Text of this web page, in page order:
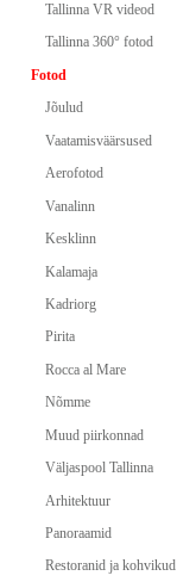
Tallinna VR videod
Tallinna 360° fotod
Fotod
Jõulud
Vaatamisväärsused
Aerofotod
Vanalinn
Kesklinn
Kalamaja
Kadriorg
Pirita
Rocca al Mare
Nõmme
Muud piirkonnad
Väljaspool Tallinna
Arhitektuur
Panoraamid
Restoranid ja kohvikud